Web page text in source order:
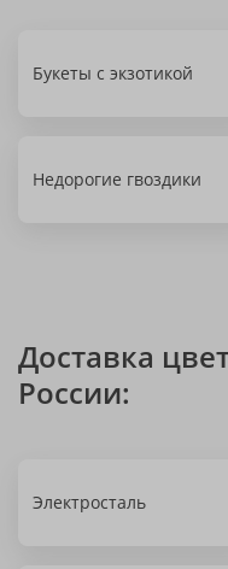
Букеты с экзотикой
Недорогие гвоздики
Доставка
России:
Электросталь